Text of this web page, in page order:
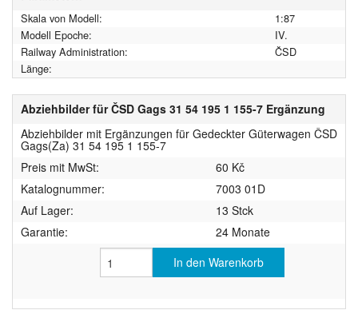
Skala von Modell:
1:87
Modell Epoche:
IV.
Railway Administration:
ČSD
Länge:
Abziehbilder für ČSD Gags 31 54 195 1 155-7 Ergänzung
Abziehbilder mit Ergänzungen für Gedeckter Güterwagen ČSD
Gags(Za) 31 54 195 1 155-7
Preis mit MwSt:
60 Kč
Katalognummer:
7003 01D
Auf Lager:
13 Stck
Garantie:
24 Monate
In den Warenkorb